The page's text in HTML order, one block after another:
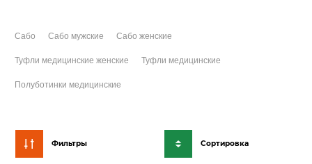
Сабо Сабо мужские Сабо женские
Туфли медицинские женские Туфли медицинские
Полуботинки медицинские
Фильтры Сортировка